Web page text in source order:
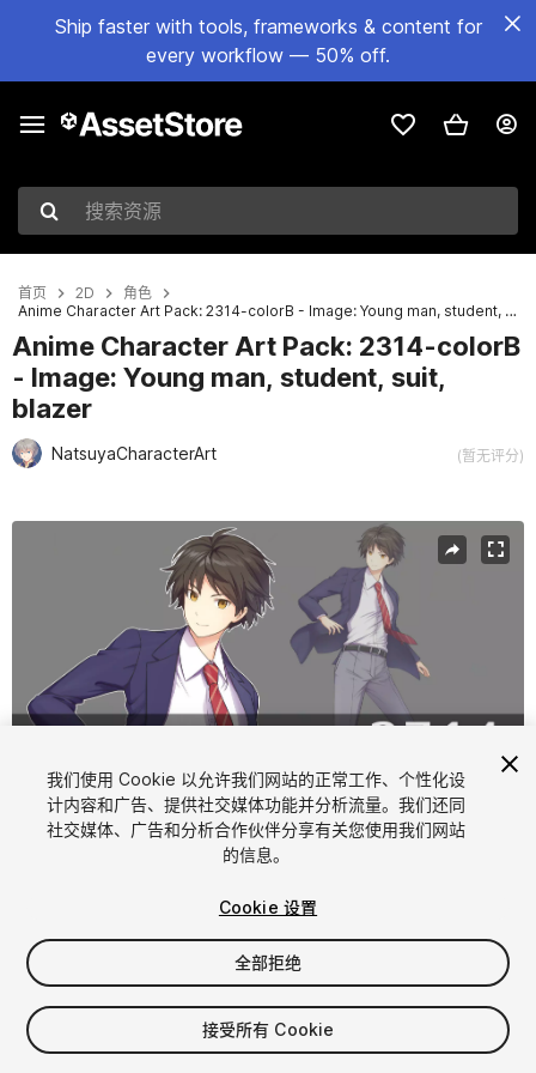
Ship faster with tools, frameworks & content for
every workflow — 50% off.
搜索资源
首页 2D
角色
Anime Character Art Pack: 2314-colorB - Image: Young man, student, suit, blazer
Anime Character Art Pack: 2314-colorB
- Image: Young man, student, suit,
blazer
NatsuyaCharacterArt (暂无评分)
1/3
$10
我们使用 Cookie 以允许我们网站的正常工作、个性化设
计内容和广告、提供社交媒体功能并分析流量。我们还同
社交媒体、广告和分析合作伙伴分享有关您使用我们网站
的信息。
Cookie 设置
全部拒绝
接受所有 Cookie